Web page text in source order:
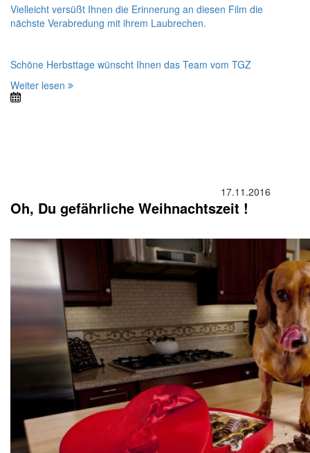
Vielleicht versüßt Ihnen die Erinnerung an diesen Film die
nächste Verabredung mit ihrem Laubrechen.
Schöne Herbsttage wünscht Ihnen das Team vom TGZ
Weiter lesen
17.11.2016
Oh, Du gefährliche Weihnachtszeit !